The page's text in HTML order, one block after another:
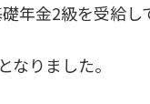
年金2級を受給し
りました。